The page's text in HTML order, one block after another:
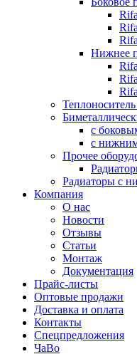
Нижнее
с
с
Прочее
Радиаторы с
Компания
О нас
Новости
Отзывы
Статьи
Монтаж
Документация
Прайс-листы
Оптовые продажи
Доставка и оплата
Контакты
Спецпредложения
ЧаВо